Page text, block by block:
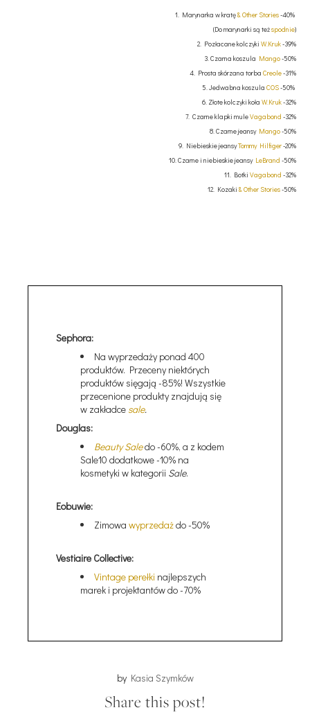
1. Marynarka w kratę& Other Stories-40%
(Do marynarki są teżspodnie)
2. Pozłacane kolczyki W.Kruk-39%
3. Czarna koszula Mango-50%
4. Prosta skórzana torba Creole-31%
5. Jedwabna koszula COS-50%
6. Złote kolczyki koła W.Kruk-32%
7. Czarne klapki muleVagabond -32%
8. Czarne jeansy Mango-50%
9. Niebieskie jeansyTommy Hilfiger-20%
10. Czarne i niebieskie jeansy LeBrand -50%
11. Botki Vagabond -32%
12. Kozaki & Other Stories-50%
Sephora:
Na wyprzedaży ponad 400
produktów. Przeceny niektórych
produktów sięgają -85%! Wszystkie
przecenione produkty znajdują się
w zakładce sale.
Douglas:
Beauty Saledo -60%, a z kodem
Sale10 dodatkowe -10% na
kosmetyki w kategorii Sale.
Eobuwie:
Zimowa wyprzedażdo -50%
Vestiaire Collective:
Vintage perełki najlepszych
marek i projektantów do -70%
by Kasia Szymków
Share this post!